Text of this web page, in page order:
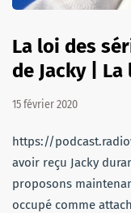
La loi des
de Jacky |
15 février 2020
https://
avoir reçu Jacky
proposons
occupé comme